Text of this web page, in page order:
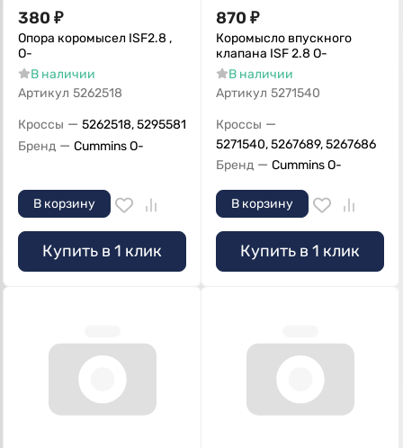
380 ₽
Опора коромысел ISF2.8 ,
О-
В наличии
Артикул 5262518
Кроссы — 5262518, 5295581
Бренд — Cummins O-
В корзину
Купить в 1 клик
870 ₽
Коромысло впускного
клапана ISF 2.8 O-
В наличии
Артикул 5271540
Кроссы —
5271540, 5267689, 5267686
Бренд — Cummins O-
В корзину
Купить в 1 клик